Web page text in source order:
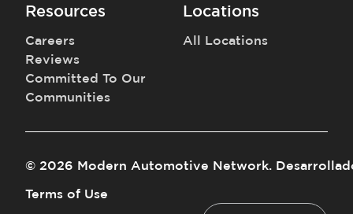
Resources
Careers
Reviews
Committed To Our
Communities
Locations
All Locations
© 2026 Modern Automotive Network.
Terms of Use